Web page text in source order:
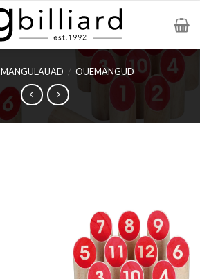
MÄNGULAUAD / ÕUEMÄNGUD